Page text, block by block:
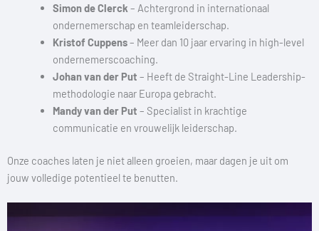
Simon de Clerck – Achtergrond in internationaal
ondernemerschap en teamleiderschap.
Kristof Cuppens– Meer dan 10 jaar ervaring in high-level
ondernemerscoaching.
Johan van der Put – Heeft de Straight-Line Leadership-
methodologie naar Europa gebracht.
Mandy van der Put – Specialist in krachtige
communicatie en vrouwelijk leiderschap.
Onze coaches laten je niet alleen groeien, maar dagen je uit om
jouw volledige potentieel te benutten.